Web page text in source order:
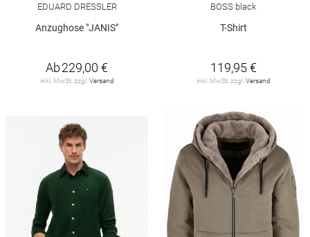
EDUARD DRESSLER
Anzughose "JANIS"
Ab229,00 €
inkl. MwSt. zzgl. Versand
BOSS black
T-Shirt
119,95 €
inkl. MwSt. zzgl. Versand